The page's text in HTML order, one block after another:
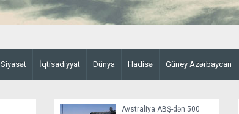
Siyasət İqtisadiyyat Dünya Hadisə Güney Azərbaycan
Avstraliya ABŞ-dən 500